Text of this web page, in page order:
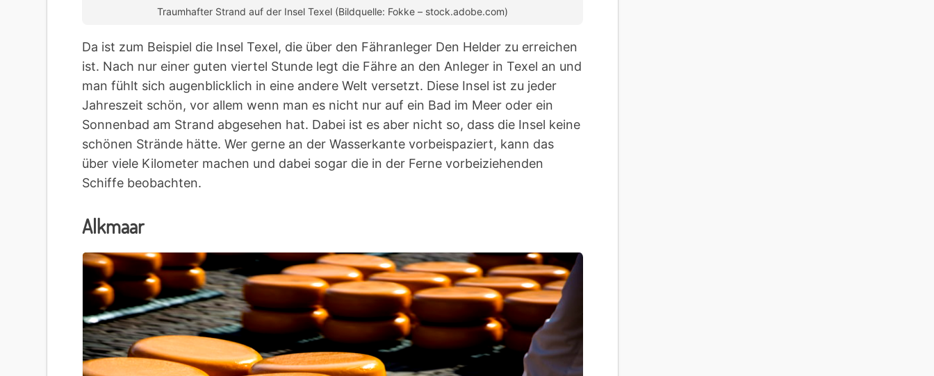
Traumhafter Strand auf der Insel Texel (Bildquelle: Fokke – stock.adobe.com)
Da ist zum Beispiel die Insel Texel, die über den Fähranleger Den Helder zu erreichen
ist. Nach nur einer guten viertel Stunde legt die Fähre an den Anleger in Texel an und
man fühlt sich augenblicklich in eine andere Welt versetzt. Diese Insel ist zu jeder
Jahreszeit schön, vor allem wenn man es nicht nur auf ein Bad im Meer oder ein
Sonnenbad am Strand abgesehen hat. Dabei ist es aber nicht so, dass die Insel keine
schönen Strände hätte. Wer gerne an der Wasserkante vorbeispaziert, kann das
über viele Kilometer machen und dabei sogar die in der Ferne vorbeiziehenden
Schiffe beobachten.
Alkmaar